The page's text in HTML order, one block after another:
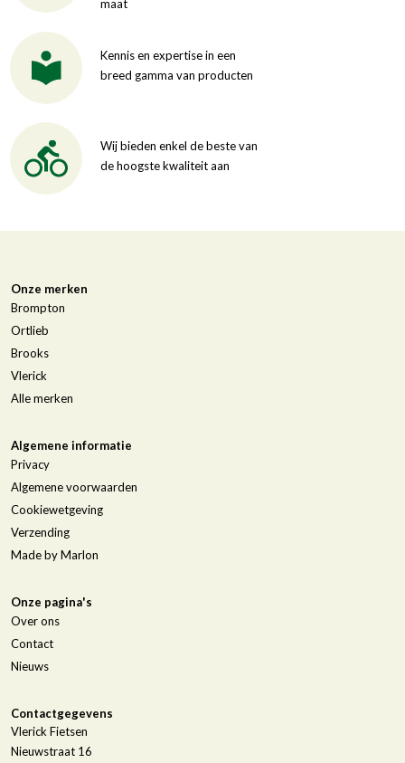
maat
Kennis en expertise in een
breed gamma van producten
Wij bieden enkel de beste van
de hoogste kwaliteit aan
Onze merken
Brompton
Ortlieb
Brooks
Vlerick
Alle merken
Algemene informatie
Privacy
Algemene voorwaarden
Cookiewetgeving
Verzending
Made by Marlon
Onze pagina's
Over ons
Contact
Nieuws
Contactgegevens
Vlerick Fietsen
Nieuwstraat 16